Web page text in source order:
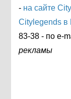
- на сайте
Сitylegends в
83-38 - по e-
рекламы